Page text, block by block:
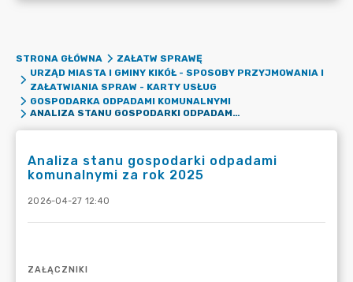
STRONA GŁÓWNA
ZAŁATW SPRAWĘ
URZĄD MIASTA I GMINY KIKÓŁ - SPOSOBY PRZYJMOWANIA I
ZAŁATWIANIA SPRAW - KARTY USŁUG
GOSPODARKA ODPADAMI KOMUNALNYMI
ANALIZA STANU GOSPODARKI ODPADAMI KOMUNALNYMI ZA ROK 2025
Analiza stanu gospodarki odpadami
komunalnymi za rok 2025
2026-04-27 12:40
ZAŁĄCZNIKI